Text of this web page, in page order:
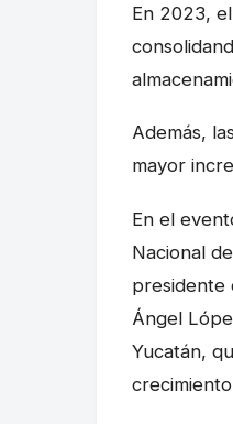
En 2023,
Además,
mayor
En el
Nacional
presidente
Ángel
Yucatán,